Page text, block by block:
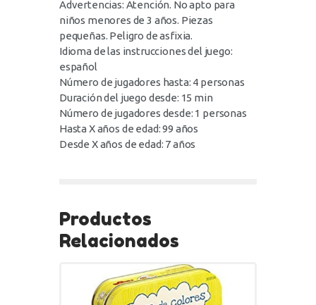
Advertencias: Atención. No apto para
niños menores de 3 años. Piezas
pequeñas. Peligro de asfixia.
Idioma de las instrucciones del juego:
español
Número de jugadores hasta: 4 personas
Duración del juego desde: 15 min
Número de jugadores desde: 1 personas
Hasta X años de edad: 99 años
Desde X años de edad: 7 años
Productos
Relacionados